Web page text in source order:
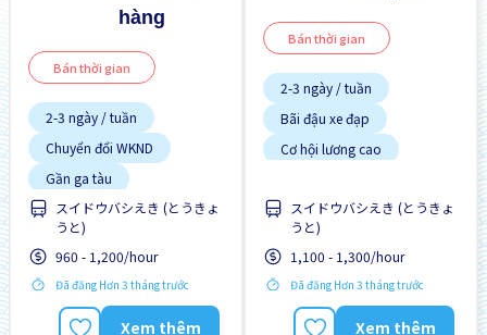
hàng
Bán thời gian
2-3 ngày / tuần
Chuyển đổi WKND
Gần ga tàu
Giao dịch đã thanh toán
Vài giờ làm việc
スイドウバシえき (とうきょ
うと)
960 - 1,200/hour
Đã đăng Hơn 3 tháng trước
Xem thêm
Bán thời gian
2-3 ngày / tuần
Bãi đậu xe đạp
Cơ hội lương cao
Cơ hội thăng tiến
Gần ga tàu
Giao dịch đã thanh toán
Không cần kinh nghiệm
スイドウバシえき (とうきょ
うと)
1,100 - 1,300/hour
Đã đăng Hơn 3 tháng trước
Xem thêm